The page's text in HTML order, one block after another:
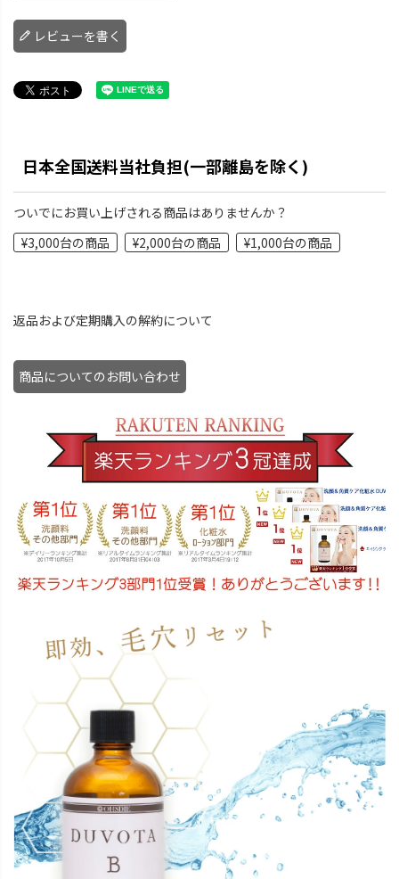
レビューを書く
日本全国送料当社負担(一部離島を除く)
ついでにお買い上げされる商品はありませんか？
¥3,000台の商品
¥2,000台の商品 ¥1,000台の商品
返品および定期購入の解約について
商品についてのお問い合わせ